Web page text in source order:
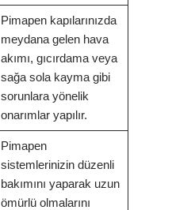
Pimapen kapılarınızda
meydana gelen hava
akımı, gıcırdama veya
sağa sola kayma gibi
sorunlara yönelik
onarımlar yapılır.
Pimapen
sistemlerinizin düzenli
bakımını yaparak uzun
ömürlü olmalarını